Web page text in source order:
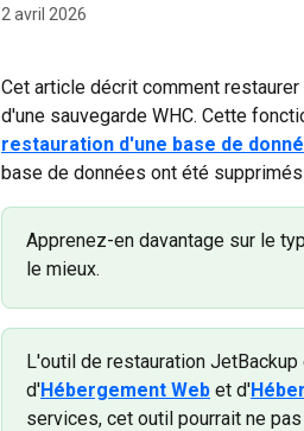
2 avril 2026
Cet article décrit comment
d'une sauvegarde WHC. Cette
restauration d'une base de
base de données ont été
Apprenez-en davantage sur le
le mieux.
L'outil de restauration
d'Hébergement Web et d'
services, cet outil pourrait ne